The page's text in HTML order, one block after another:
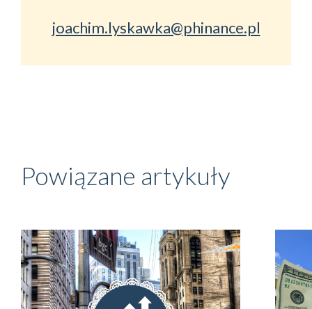
joachim.lyskawka@phinance.pl
Powiązane artykuły